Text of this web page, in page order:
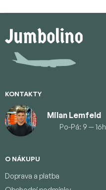
p
KONTAKTY
Milan Lemfeld
Po-Pá: 9 — 16h
O NÁKUPU
Doprava a platba